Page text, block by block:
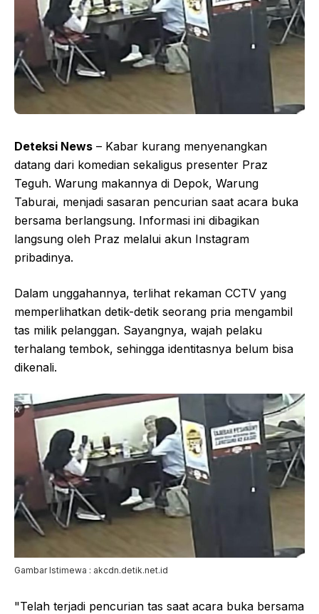
Deteksi News – Kabar kurang menyenangkan
datang dari komedian sekaligus presenter Praz
Teguh. Warung makannya di Depok, Warung
Taburai, menjadi sasaran pencurian saat acara buka
bersama berlangsung. Informasi ini dibagikan
langsung oleh Praz melalui akun Instagram
pribadinya.
Dalam unggahannya, terlihat rekaman CCTV yang
memperlihatkan detik-detik seorang pria mengambil
tas milik pelanggan. Sayangnya, wajah pelaku
terhalang tembok, sehingga identitasnya belum bisa
dikenali.
Gambar Istimewa : akcdn.detik.net.id
"Telah terjadi pencurian tas saat acara buka bersama